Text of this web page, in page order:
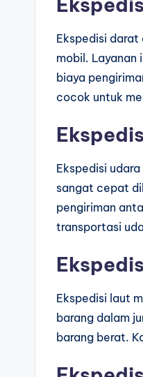
Ekspedisi darat
mobil. Layanan
biaya
cocok untuk
Ekspedisi
sangat cepat
pengiriman
transportasi
Ekspedisi laut
barang dalam
barang berat.